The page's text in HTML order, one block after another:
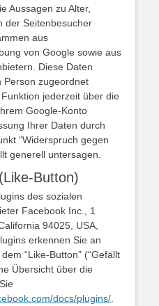
Aussagen zu Alter,
der Seitenbesucher
aus
von Google sowie aus
Diese Daten
Person zugeordnet
jederzeit über die
Google-Konto
Ihrer Daten durch
“Widerspruch gegen
generell untersagen.
Button)
des sozialen
Facebook Inc., 1
94025, USA,
erkennen Sie an
“Like-Button” (“Gefällt
Übersicht über die
docs/plugins/